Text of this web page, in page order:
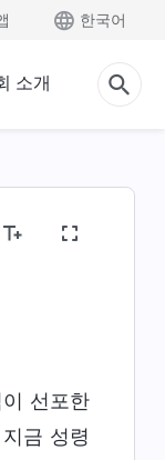
한국어
소개
선포한
금 성령